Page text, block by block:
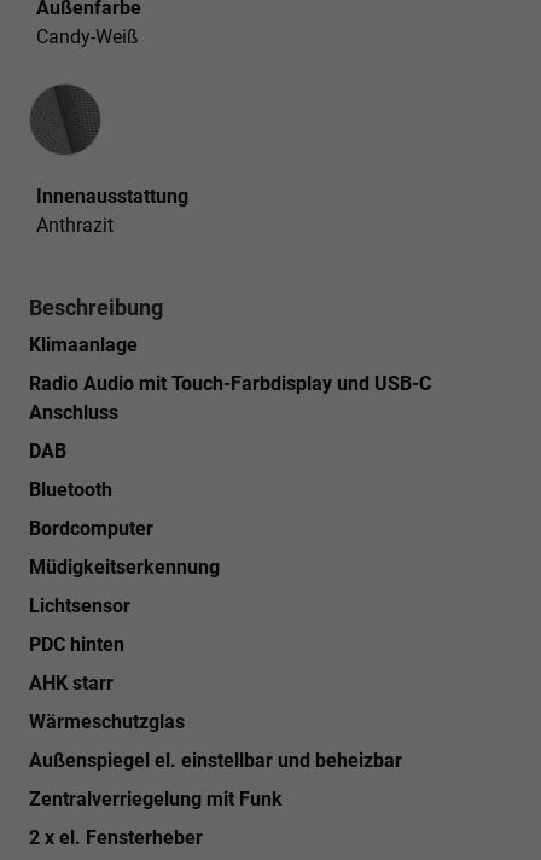
Außenfarbe
Candy-Weiß
Innenausstattung
Innenausstattung
Anthrazit
Beschreibung
Klimaanlage
Radio Audio mit Touch-Farbdisplay und USB-C
Anschluss
DAB
Bluetooth
Bordcomputer
Müdigkeitserkennung
Lichtsensor
PDC hinten
AHK starr
Wärmeschutzglas
Außenspiegel el. einstellbar und beheizbar
Zentralverriegelung mit Funk
2 x el. Fensterheber